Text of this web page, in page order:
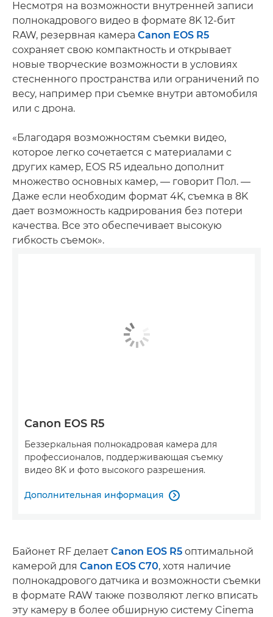
Несмотря на возможности внутренней записи
полнокадрового видео в формате 8K 12-бит
RAW, резервная камера Canon EOS R5
сохраняет свою компактность и открывает
новые творческие возможности в условиях
стесненного пространства или ограничений по
весу, например при съемке внутри автомобиля
или с дрона.
«Благодаря возможностям съемки видео,
которое легко сочетается с материалами с
других камер, EOS R5 идеально дополнит
множество основных камер, — говорит Пол. —
Даже если необходим формат 4K, съемка в 8K
дает возможность кадрирования без потери
качества. Все это обеспечивает высокую
гибкость съемок».
Canon EOS R5
Беззеркальная полнокадровая камера для
профессионалов, поддерживающая съемку
видео 8K и фото высокого разрешения.
Дополнительная информация 
Байонет RF делает Canon EOS R5 оптимальной
камерой для Canon EOS C70, хотя наличие
полнокадрового датчика и возможности съемки
в формате RAW также позволяют легко вписать
эту камеру в более обширную систему Cinema